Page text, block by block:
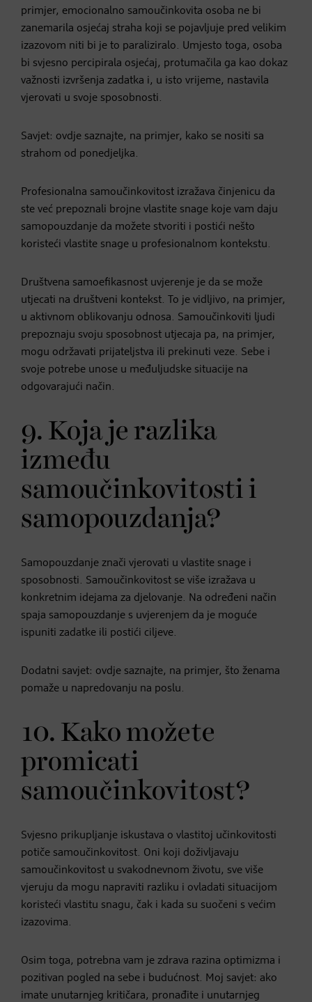
primjer, emocionalno samoučinkovita osoba ne bi
zanemarila osjećaj straha koji se pojavljuje pred velikim
izazovom niti bi je to paraliziralo. Umjesto toga, osoba
bi svjesno percipirala osjećaj, protumačila ga kao dokaz
važnosti izvršenja zadatka i, u isto vrijeme, nastavila
vjerovati u svoje sposobnosti.
Savjet: ovdje saznajte, na primjer, kako se nositi sa
strahom od ponedjeljka.
Profesionalna samoučinkovitost izražava činjenicu da
ste već prepoznali brojne vlastite snage koje vam daju
samopouzdanje da možete stvoriti i postići nešto
koristeći vlastite snage u profesionalnom kontekstu.
Društvena samoefikasnost uvjerenje je da se može
utjecati na društveni kontekst. To je vidljivo, na primjer,
u aktivnom oblikovanju odnosa. Samoučinkoviti ljudi
prepoznaju svoju sposobnost utjecaja pa, na primjer,
mogu održavati prijateljstva ili prekinuti veze. Sebe i
svoje potrebe unose u međuljudske situacije na
odgovarajući način.
9. Koja je razlika
između
samoučinkovitosti i
samopouzdanja?
Samopouzdanje znači vjerovati u vlastite snage i
sposobnosti. Samoučinkovitost se više izražava u
konkretnim idejama za djelovanje. Na određeni način
spaja samopouzdanje s uvjerenjem da je moguće
ispuniti zadatke ili postići ciljeve.
Dodatni savjet: ovdje saznajte, na primjer, što ženama
pomaže u napredovanju na poslu.
10. Kako možete
promicati
samoučinkovitost?
Svjesno prikupljanje iskustava o vlastitoj učinkovitosti
potiče samoučinkovitost. Oni koji doživljavaju
samoučinkovitost u svakodnevnom životu, sve više
vjeruju da mogu napraviti razliku i ovladati situacijom
koristeći vlastitu snagu, čak i kada su suočeni s većim
izazovima.
Osim toga, potrebna vam je zdrava razina optimizma i
pozitivan pogled na sebe i budućnost. Moj savjet: ako
imate unutarnjeg kritičara, pronađite i unutarnjeg